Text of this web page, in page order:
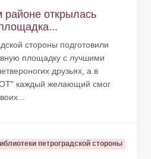
районе открылась
стороны подготовили
площадку с лучшими
друзьях, а в
каждый желающий смог
петроградской стороны